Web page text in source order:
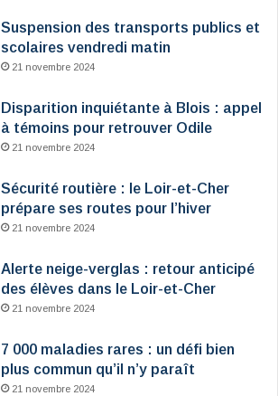
Suspension des transports publics et
scolaires vendredi matin
21 novembre 2024
Disparition inquiétante à Blois : appel
à témoins pour retrouver Odile
21 novembre 2024
Sécurité routière : le Loir-et-Cher
prépare ses routes pour l’hiver
21 novembre 2024
Alerte neige-verglas : retour anticipé
des élèves dans le Loir-et-Cher
21 novembre 2024
7 000 maladies rares : un défi bien
plus commun qu’il n’y paraît
21 novembre 2024